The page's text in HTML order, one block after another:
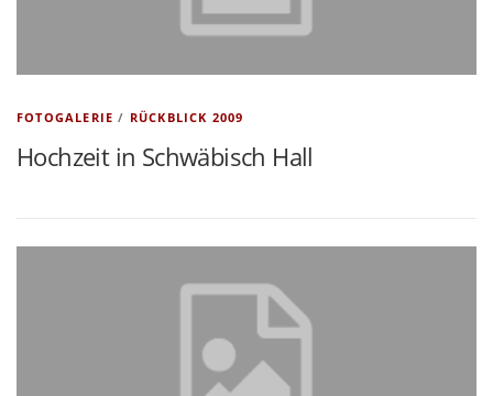
FOTOGALERIE / RÜCKBLICK 2009
Hochzeit in Schwäbisch Hall